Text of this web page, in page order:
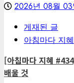
2026년 08월 03
게재된 글
아침마다 지혜
[아침마다 지혜
배울 것